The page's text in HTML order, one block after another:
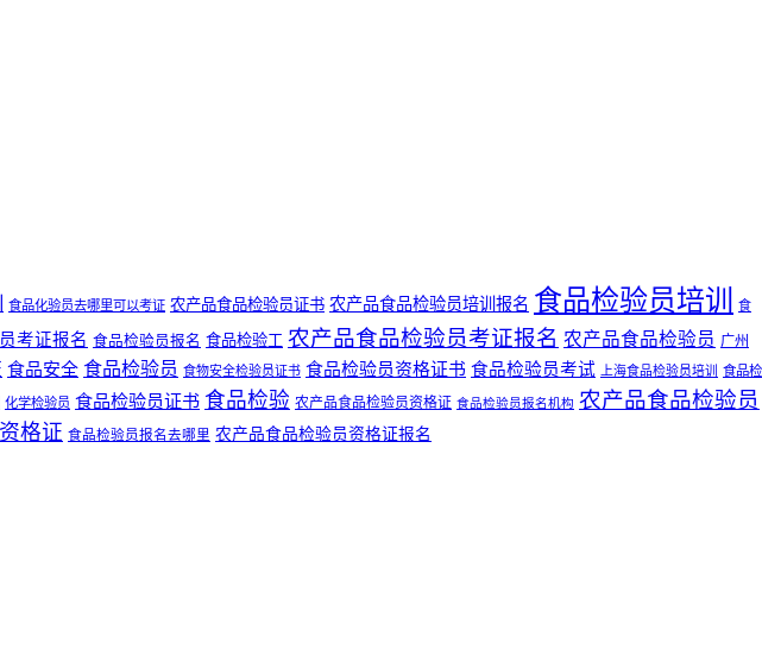
食品化验员去哪里可以考证 农产品食品检验员证书 农产品食品检验员培训报名 食品检验员培训 食
考证报名 食品检验员报名 食品检验工 农产品食品检验员考证报名 农产品食品检验员 广州
食品安全 食品检验员 食物安全检验员证书 食品检验员资格证书 食品检验员考试 上海食品检验员培训 食品检
化学检验员 食品检验员证书 食品检验 农产品食品检验员资格证 食品检验员报名机构 农产品食品检验员
格证 食品检验员报名去哪里 农产品食品检验员资格证报名